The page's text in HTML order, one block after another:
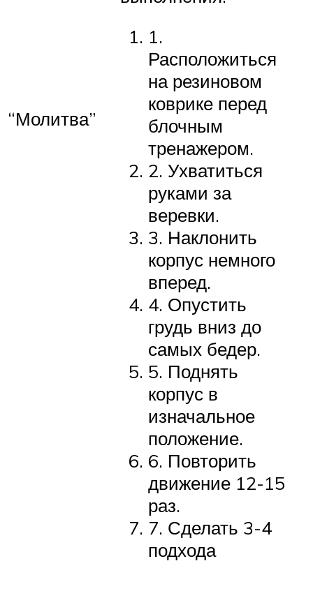
“Молитва”
1.
Расположиться
на резиновом
коврике перед
блочным
тренажером.
2. Ухватиться
руками за
веревки.
3. Наклонить
корпус немного
вперед.
4. Опустить
грудь вниз до
самых бедер.
5. Поднять
корпус в
изначальное
положение.
6. Повторить
движение 12-15
раз.
7. Сделать 3-4
подхода